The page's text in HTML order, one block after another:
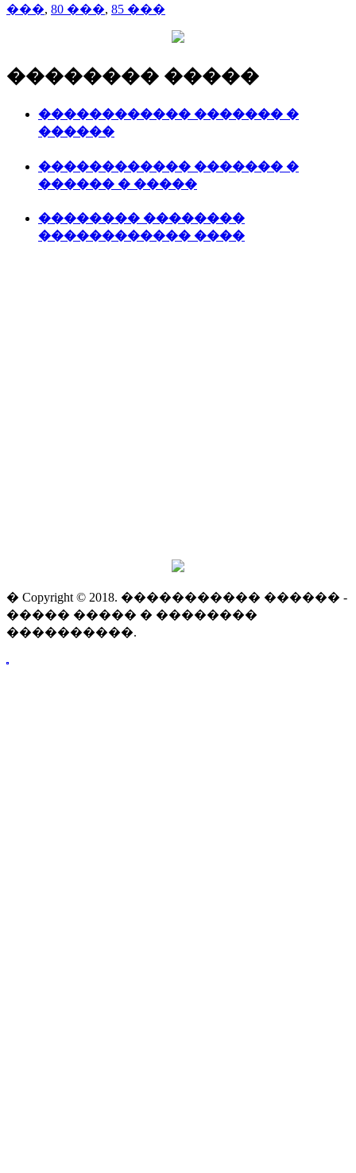
���, 80 ���, 85 ���
�������� �����
������������ ������� �
������
������������ ������� �
������ � �����
�������� ��������
������������ ����
� Copyright © 2018. ����������� ������ -
����� ����� � ��������
����������.